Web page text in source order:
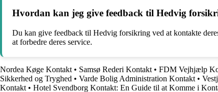
Hvordan kan jeg give feedback til Hedvig
Du kan give feedback til Hedvig forsikring ved at kontakte
at forbedre deres service.
Nordea Køge Kontakt • Samsø Rederi Kontakt • FDM Vejhjælp
Sikkerhed og Tryghed • Varde Bolig Administration Kontakt •
Kontakt • Hotel Svendborg Kontakt: En Guide til at Komme i